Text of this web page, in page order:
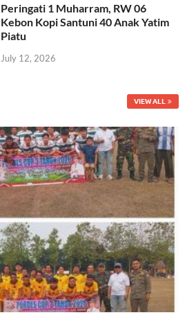
Peringati 1 Muharram, RW 06
Kebon Kopi Santuni 40 Anak Yatim
Piatu
July 12, 2026
VIEW ALL